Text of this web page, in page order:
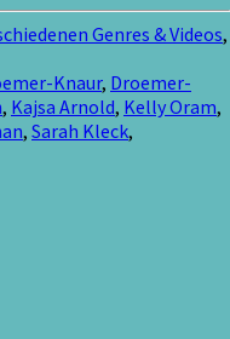
Genres & Videos,
Knaur, Droemer-
, Kajsa Arnold, Kelly Oram,
, Sarah Kleck,